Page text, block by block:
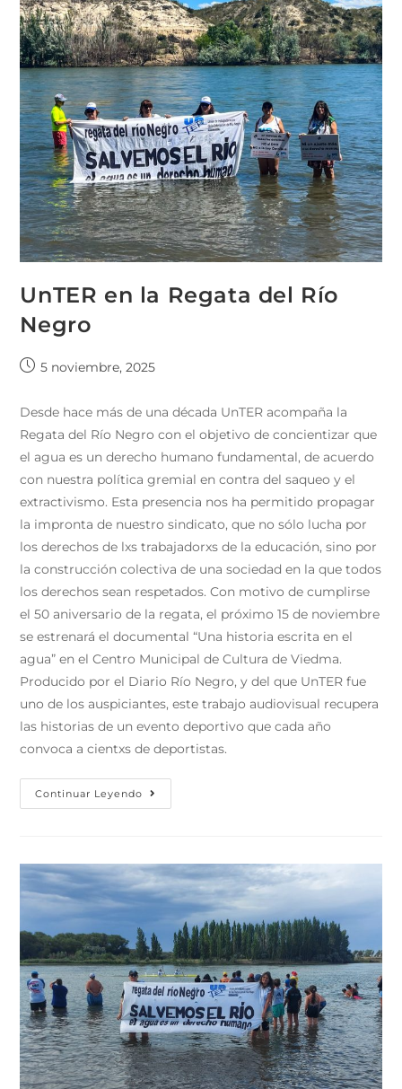
UnTER en la Regata del Río
Negro
5 noviembre, 2025
Desde hace más de una década UnTER acompaña la
Regata del Río Negro con el objetivo de concientizar que
el agua es un derecho humano fundamental, de acuerdo
con nuestra política gremial en contra del saqueo y el
extractivismo. Esta presencia nos ha permitido propagar
la impronta de nuestro sindicato, que no sólo lucha por
los derechos de lxs trabajadorxs de la educación, sino por
la construcción colectiva de una sociedad en la que todos
los derechos sean respetados. Con motivo de cumplirse
el 50 aniversario de la regata, el próximo 15 de noviembre
se estrenará el documental “Una historia escrita en el
agua” en el Centro Municipal de Cultura de Viedma.
Producido por el Diario Río Negro, y del que UnTER fue
uno de los auspiciantes, este trabajo audiovisual recupera
las historias de un evento deportivo que cada año
convoca a cientxs de deportistas.
Continuar Leyendo